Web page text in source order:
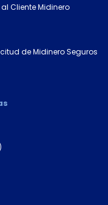
Cliente Midinero
de Midinero Seguros